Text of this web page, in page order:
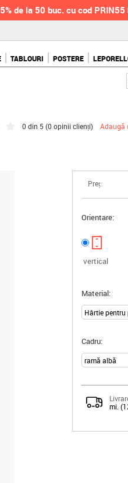
de la 50 buc. cu cod
TABLOURI POSTERE
0 din 5 (0 opinii clienți) Adaugă
Preț:
Orientare:
vertical
Material:
Cadru:
mi.